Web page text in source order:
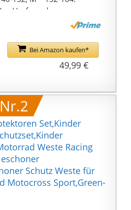
Umfang der
Protektorenjacke lässt
Brust verstellen.Bei Amazon kaufen*
49,99 €
Set,Kinder
Weste Racing
Schutz Weste für
Motocross Sport,Green-